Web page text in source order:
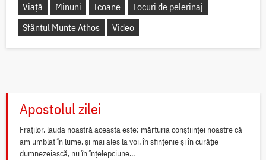
Viață Minuni Icoane
Locuri de pelerinaj
Sfântul Munte Athos
Video
Apostolul zilei
Fraților, lauda noastră aceasta este: mărturia conștiinței noastre că
am umblat în lume, și mai ales la voi, în sfințenie și în curăție
dumnezeiască, nu în înțelepciune...